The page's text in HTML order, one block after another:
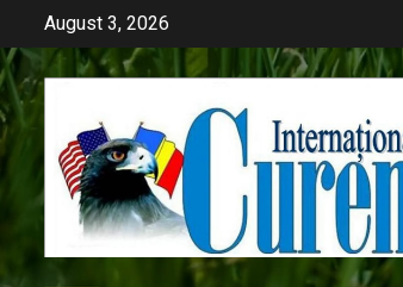
content
August 3, 2026